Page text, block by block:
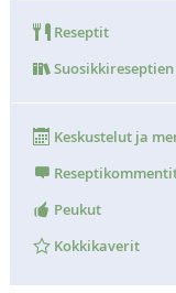
Reseptit
Keskustelut ja
Peukut
Kokkikaverit